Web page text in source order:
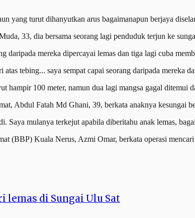
yang turut dihanyutkan arus bagaimanapun berjaya
33, dia bersama seorang lagi penduduk terjun ke
daripada mereka dipercayai lemas dan tiga lagi cuba
atas tebing... saya sempat capai seorang daripada
hampir 100 meter, namun dua lagi mangsa gagal ditemui
Abdul Fatah Md Ghani, 39, berkata anaknya
Saya mulanya terkejut apabila diberitahu anak lemas,
(BBP) Kuala Nerus, Azmi Omar, berkata operasi
di Sungai Ulu Sat